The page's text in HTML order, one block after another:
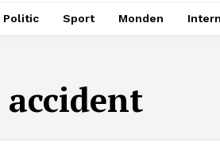
Politic Sport Monden
accident